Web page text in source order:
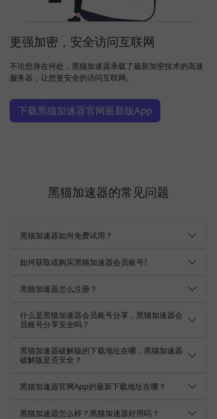
更强加密，安全访问互联网
不论您身在何处，黑猫加速器承载了最新加密技术的高速
服务器，让您更安全的访问互联网。
下载黑猫加速器官网最新版App
黑猫加速器的常见问题
黑猫加速器如何免费试用？
如何获取或购买黑猫加速器会员账号?
黑猫加速器怎么注册？
什么是黑猫加速器会员账号分享，黑猫加速器会
员账号分享安全吗？
黑猫加速器破解版的下载地址在哪，黑猫加速器
破解版是否安全？
黑猫加速器官网App的最新下载地址在哪？
黑猫加速器怎么样？黑猫加速器好用吗？